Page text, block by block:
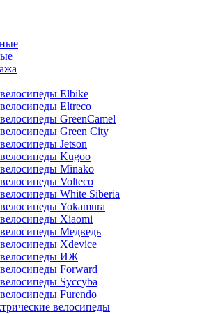
Elbike
Eltreco
GreenCamel
Green City
Jetson
Kugoo
Minako
Volteco
White Siberia
Yokamura
Xiaomi
Медведь
Xdevice
ИЖ
Forward
Syccyba
Furendo
велосипеды